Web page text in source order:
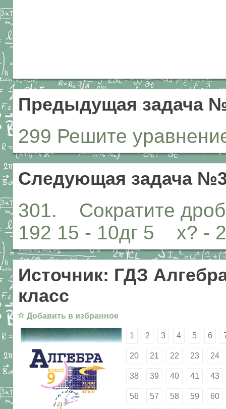
Предыдущая задача
299 Решите
Следующая задача
301. Сократите
192 15 - 10дг 5 х? -
Источник: ГДЗ
класс
☆ Добавить в избранное
1 2 3 4 5 6
20 21 22 23 24
38 39 40 41 43
56 57 58 59 60